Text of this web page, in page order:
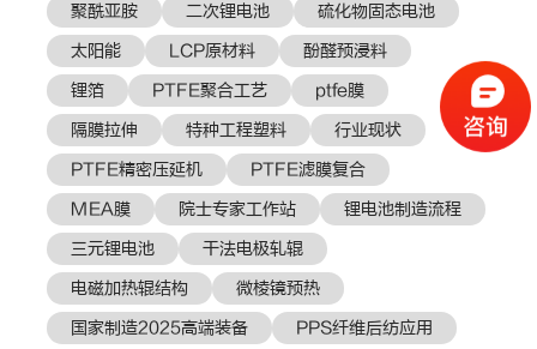
聚酰亚胺
二次锂电池
硫化物固态电池
太阳能
LCP原材料
酚醛预浸料
锂箔
PTFE聚合工艺
ptfe膜
隔膜拉伸
特种工程塑料
行业现状
PTFE精密压延机
PTFE滤膜复合
MEA膜
院士专家工作站
锂电池制造流程
三元锂电池
干法电极轧辊
电磁加热辊结构
微棱镜预热
国家制造2025高端装备
PPS纤维后纺应用